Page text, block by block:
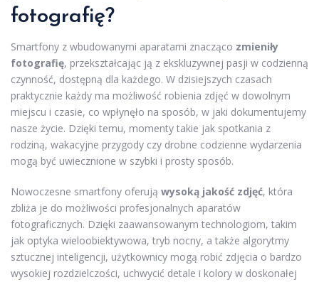
fotografię?
Smartfony z wbudowanymi aparatami znacząco zmieniły
fotografię, przekształcając ją z ekskluzywnej pasji w codzienną
czynność, dostępną dla każdego. W dzisiejszych czasach
praktycznie każdy ma możliwość robienia zdjęć w dowolnym
miejscu i czasie, co wpłynęło na sposób, w jaki dokumentujemy
nasze życie. Dzięki temu, momenty takie jak spotkania z
rodziną, wakacyjne przygody czy drobne codzienne wydarzenia
mogą być uwiecznione w szybki i prosty sposób.
Nowoczesne smartfony oferują wysoką jakość zdjęć, która
zbliża je do możliwości profesjonalnych aparatów
fotograficznych. Dzięki zaawansowanym technologiom, takim
jak optyka wieloobiektywowa, tryb nocny, a także algorytmy
sztucznej inteligencji, użytkownicy mogą robić zdjęcia o bardzo
wysokiej rozdzielczości, uchwycić detale i kolory w doskonałej